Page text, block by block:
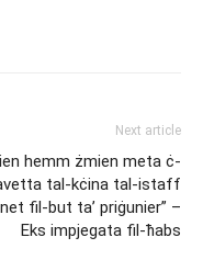
Next article
hemm żmien meta ċ-
tal-kċina tal-istaff
fil-but ta’ priġunier” –
Eks impjegata fil-ħabs